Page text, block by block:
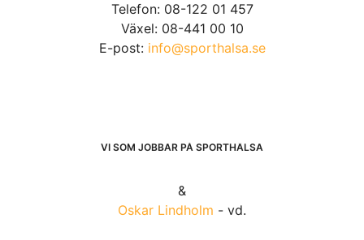
Telefon: 08-122 01 457
Växel: 08-441 00 10
E-post: info@sporthalsa.se
VI SOM JOBBAR PÅ SPORTHÄLSA
&
Oskar Lindholm - vd.